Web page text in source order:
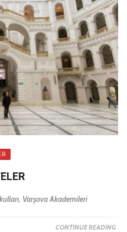
Varşova Akademileri
CONTINUE READING